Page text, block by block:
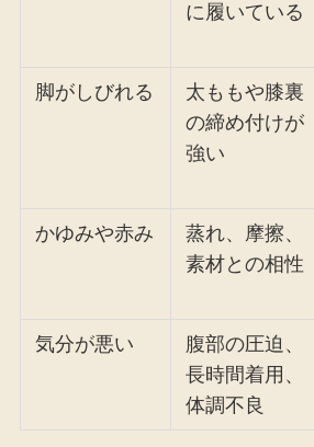
に履いている
脚がしびれる
太ももや膝裏
の締め付けが
強い
かゆみや赤み
蒸れ、摩擦、
素材との相性
気分が悪い
腹部の圧迫、
長時間着用、
体調不良